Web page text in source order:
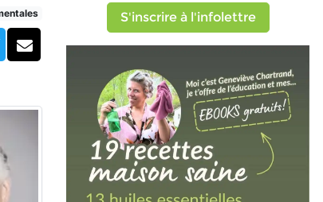
TwitterCourriel
S'inscrire à l'infolettre